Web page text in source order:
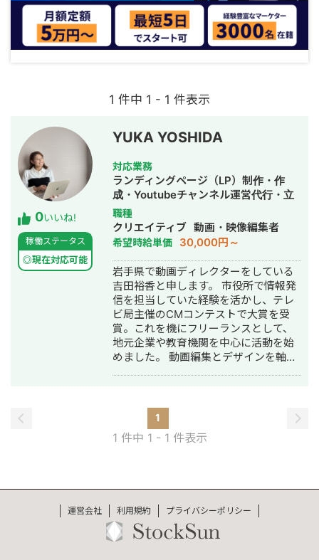
1 件中 1 - 1 件表示
0いいね!
稼働ステータス
◎現在対応可能
YUKA YOSHIDA
対応業務
ランディングページ（LP）制作・作
成・Youtubeチャンネル運営代行・立
ち上げ・ECサイト構築・ネットショッ
プ作成代行・バナー制作・デザイン・
ロゴデザイン・作成・イラスト制作・
動画制作・動画編集・作曲
職種
クリエイティブ 動画・映像編集者
希望時給単価 30,000円～
岩手県で動画ディレクターをしている
吉田裕香と申します。 市役所で情報発
信を担当していた経験を活かし、テレ
ビ局主催のCMコンテストで大賞を受
賞。これを機にフリーランスとして、
地元企業や教育機関を中心に活動を始
めました。 動画編集とデザインを軸
事をモットーに、企画段階から携わ
り、最適なソリューションをご提案し
ます。
1
1 件中 1 - 1 件表示
運営会社 利用規約 プライバシーポリシー